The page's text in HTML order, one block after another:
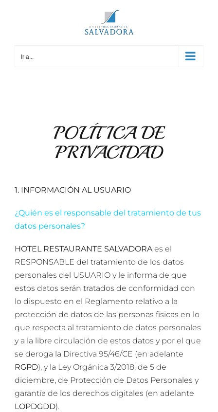
Ir a...
POLÍTICA DE
PRIVACIDAD
1. INFORMACIÓN AL USUARIO
¿Quién es el responsable del tratamiento de tus
datos personales?
HOTEL RESTAURANTE SALVADORAes el
RESPONSABLE del tratamiento de los datos
personales del USUARIO y le informa de que
estos datos serán tratados de conformidad con
lo dispuesto en el Reglamento relativo a la
protección de datos de las personas físicas en lo
que respecta al tratamiento de datos personales
y a la libre circulación de estos datos y por el que
se deroga la Directiva 95/46/CE (en adelante
RGPD), y la Ley Orgánica 3/2018, de 5 de
diciembre, de Protección de Datos Personales y
garantía de los derechos digitales (en adelante
LOPDGDD).